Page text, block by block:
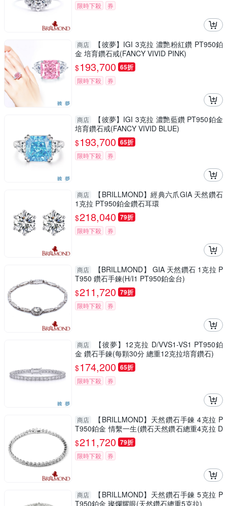
限時下殺 券
商店
【彼夢】IGI 3克拉 濃艷粉紅鑽 PT950鉑
金 培育鑽石戒(FANCY VIVID PINK)
$193,700 65折
限時下殺 券
商店
【彼夢】IGI 3克拉 濃艷藍鑽 PT950鉑金
培育鑽石戒(FANCY VIVID BLUE)
$193,700 65折
限時下殺 券
商店
【BRILLMOND】經典六爪GIA 天然鑽石
1克拉 PT950鉑金鑽石耳環
$218,040 79折
限時下殺 券
商店
【BRILLMOND】 GIA 天然鑽石 1克拉 P
T950 鑽石手鍊(H/I1 PT950鉑金台)
$211,720 79折
限時下殺 券
商店
【彼夢】12克拉 D/VVS1-VS1 PT950鉑
金 鑽石手鍊(每顆30分 總重12克拉培育鑽石)
$174,200 65折
限時下殺 券
商店
【BRILLMOND】天然鑽石手鍊 4克拉 P
T950鉑金 情繫一生(鑽石天然鑽石總重4克拉 D
-F/VVS2 )
$211,720 79折
限時下殺 券
商店
【BRILLMOND】天然鑽石手鍊 5克拉 P
T950鉑金 璨爛耀眼(天然鑽石總重5克拉)